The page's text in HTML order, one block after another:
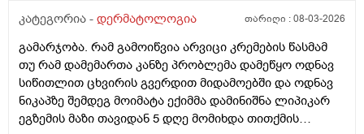
კატეგორია - დერმატოლოგია თარიღი :08-03-2026
გამარჯობა. რამ გამოიწვია არვიცი კრემების წასმამ
თუ რამ დამემართა კანზე პრობლემა დამეწყო ოდნავ
სიწითლით ცხვირის გვერდით მიდამოებში და ოდნავ
ნიკაპზე შემდეგ მოიმატა ექიმმა დამინიშნა ლიპიკარ
ეგზემის მაზი თავიდან 5 დღე მომიხდა თითქმის